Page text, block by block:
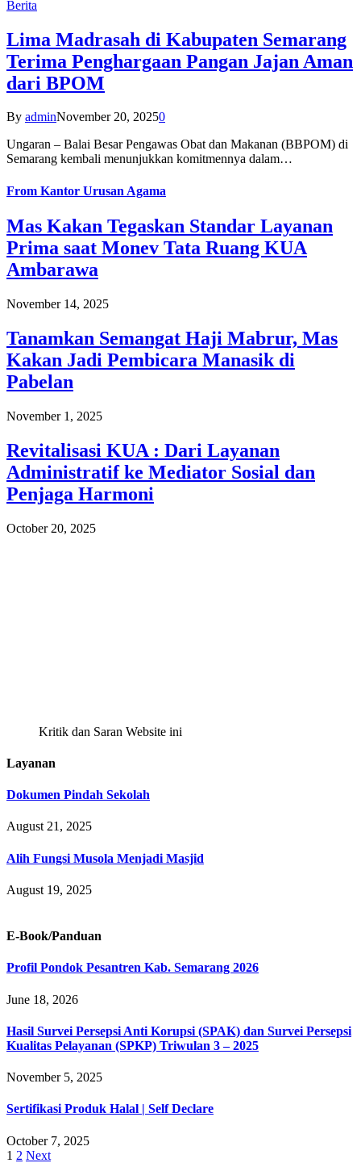
Berita
Lima Madrasah di Kabupaten Semarang
Terima Penghargaan Pangan Jajan Aman
dari BPOM
By adminNovember 20, 20250
Ungaran – Balai Besar Pengawas Obat dan Makanan (BBPOM) di
Semarang kembali menunjukkan komitmennya dalam…
From Kantor Urusan Agama
Mas Kakan Tegaskan Standar Layanan
Prima saat Monev Tata Ruang KUA
Ambarawa
November 14, 2025
Tanamkan Semangat Haji Mabrur, Mas
Kakan Jadi Pembicara Manasik di
Pabelan
November 1, 2025
Revitalisasi KUA : Dari Layanan
Administratif ke Mediator Sosial dan
Penjaga Harmoni
October 20, 2025
Kritik dan Saran Website ini
Layanan
Dokumen Pindah Sekolah
August 21, 2025
Alih Fungsi Musola Menjadi Masjid
August 19, 2025
E-Book/Panduan
Profil Pondok Pesantren Kab. Semarang 2026
June 18, 2026
Hasil Survei Persepsi Anti Korupsi (SPAK) dan Survei Persepsi
Kualitas Pelayanan (SPKP) Triwulan 3 – 2025
November 5, 2025
Sertifikasi Produk Halal | Self Declare
October 7, 2025
1 2 Next